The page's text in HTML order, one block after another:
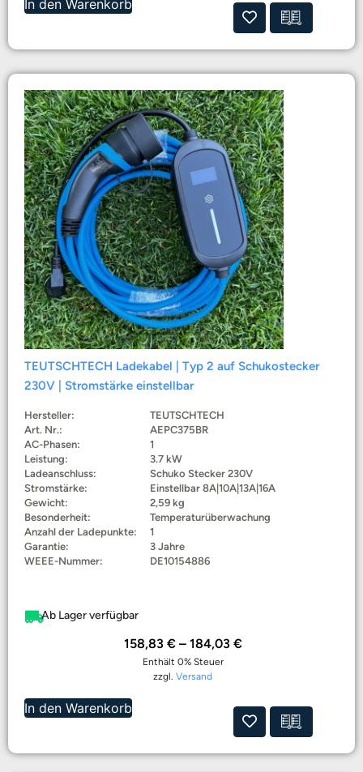
In den Warenkorb
TEUTSCHTECH Ladekabel | Typ 2 auf Schukostecker
230V | Stromstärke einstellbar
Hersteller:
TEUTSCHTECH
Art. Nr.:
AEPC375BR
AC-Phasen:
1
Leistung:
3.7 kW
Ladeanschluss:
Schuko Stecker 230V
Stromstärke:
Einstellbar 8A|10A|13A|16A
Gewicht:
2,59 kg
Besonderheit:
Temperaturüberwachung
Anzahl der Ladepunkte:
1
Garantie:
3 Jahre
WEEE-Nummer:
DE10154886
Ab Lager verfügbar
158,83 € – 184,03 €
Enthält 0% Steuer
zzgl. Versand
In den Warenkorb